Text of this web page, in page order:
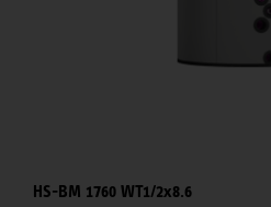
HS-BM 1760 WT1/2x8.6